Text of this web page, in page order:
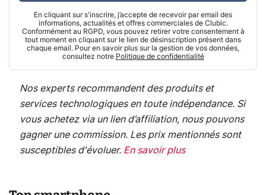
En cliquant sur s'inscrire, j’accepte de recevoir par email des
informations, actualités et offres commerciales de Clubic.
Conformément au RGPD, vous pouvez retirer votre consentement à
tout moment en cliquant sur le lien de désinscription présent dans
chaque email. Pour en savoir plus sur la gestion de vos données,
consultez notre Politique de confidentialité
Nos experts recommandent des produits et
services technologiques en toute indépendance. Si
vous achetez via un lien d’affiliation, nous pouvons
gagner une commission. Les prix mentionnés sont
susceptibles d'évoluer. En savoir plus